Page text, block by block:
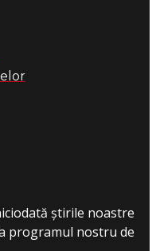
știrile noastre
programul nostru de